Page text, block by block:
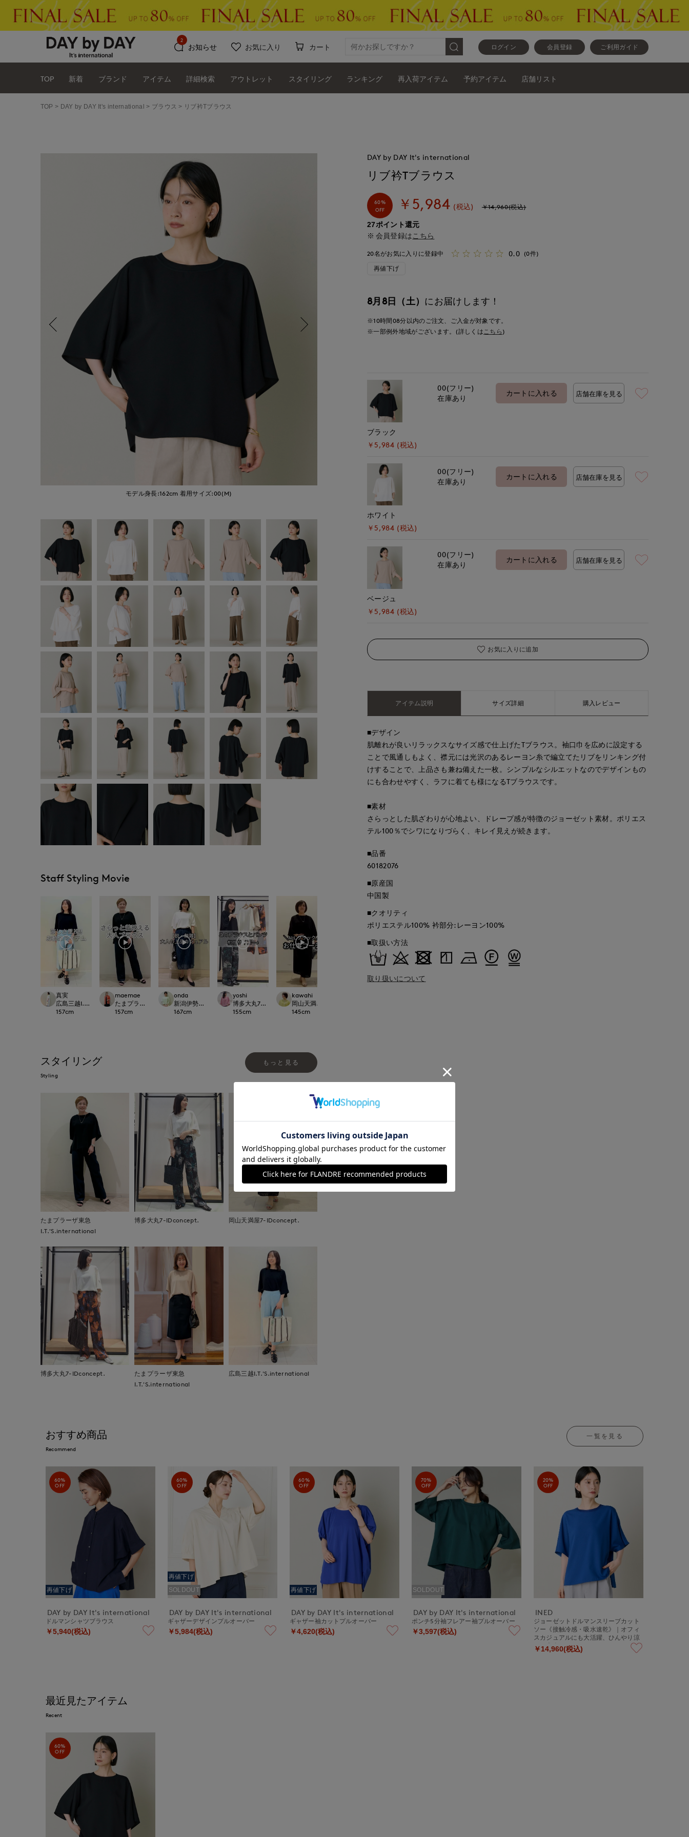
ログイン 会員登録 ご利用ガイド
お知らせ
2
お気に入り カート
TOP 新着 ブランド アイテム 詳細検索 アウトレット スタイリング ランキング 再入荷アイテム 予約アイテム 店舗リスト
TOP DAY by DAY It's international ブラウス リブ衿Tブラウス
モデル身長:162cm 着用サイズ:00(M)
Staff Styling Movie
真実
広島三越I.T.'S.international
157cm
maemae
たまプラーザ東急I.T.'S.international
157cm
onda
新潟伊勢丹7-IDconcept.
167cm
yoshi
博多大丸7-IDconcept.
155cm
kawahi
岡山天満屋7-IDconcept.
145cm
スタイリング
Styling
もっと見る
たまプラーザ東急
I.T.'S.international
博多大丸7-IDconcept. 岡山天満屋7-IDconcept.
博多大丸7-IDconcept.
たまプラーザ東急
I.T.'S.international
広島三越I.T.'S.international
DAY by DAY It's international
リブ衿Tブラウス
60%
OFF
￥5,984 (税込) ￥14,960(税込)
27ポイント還元
会員登録は こちら
20名がお気に入りに登録中 0.0 (0件)
再値下げ
8月8日（土） にお届けします！
※10時間08分以内のご注文、ご入金が対象です。
※一部例外地域がございます。(詳しくはこちら )
ブラック
￥5,984 (税込)
00(フリー)
在庫あり
カートに入れる 店舗在庫を見る
ホワイト
￥5,984 (税込)
00(フリー)
在庫あり
カートに入れる 店舗在庫を見る
ベージュ
￥5,984 (税込)
00(フリー)
在庫あり
カートに入れる 店舗在庫を見る
お気に入りに追加
アイテム説明 サイズ詳細 購入レビュー
■デザイン
肌離れが良いリラックスなサイズ感で仕上げたTブラウス。袖口巾を広めに設定する
ことで風通しもよく、襟元には光沢のあるレーヨン糸で編立てたリブをリンキング付
けすることで、上品さも兼ね備えた一枚。シンプルなシルエットなのでデザインもの
にも合わせやすく、ラフに着ても様になるTブラウスです。
■素材
さらっとした肌ざわりが心地よい、ドレープ感が特徴のジョーゼット素材。ポリエス
テル100％でシワになりづらく、キレイ見えが続きます。
■品番
60182076
■原産国
中国製
■クオリティ
ポリエステル100% 衿部分:レーヨン100%
■取扱い方法
取り扱いについて
おすすめ商品
Recommend
一覧を見る
60%
OFF
再値下げ
DAY by DAY It's international
ドルマンシャツブラウス
￥5,940(税込)
60%
OFF
再値下げ
SOLDOUT
DAY by DAY It's international
ギャザーデザインプルオーバー
￥5,984(税込)
60%
OFF
再値下げ
DAY by DAY It's international
ギャザー袖カットプルオーバー
￥4,620(税込)
70%
OFF
SOLDOUT
DAY by DAY It's international
ポンチ5分袖フレアー袖プルオーバー
￥3,597(税込)
20%
OFF
INED
ジョーゼットドルマンスリーブカット
ソー《接触冷感・吸水速乾》｜オフィ
スカジュアルにも大活躍、ひんやり涼
しい大人のイージーケアカットソー
￥14,960(税込)
最近見たアイテム
Recent
60%
OFF